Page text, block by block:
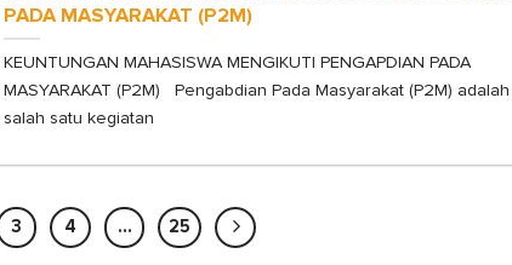
PADA MASYARAKAT (P2M)
KEUNTUNGAN MAHASISWA MENGIKUTI PENGAPDIAN PADA
MASYARAKAT (P2M) Pengabdian Pada Masyarakat (P2M) adalah
salah satu kegiatan
3 4 … 25